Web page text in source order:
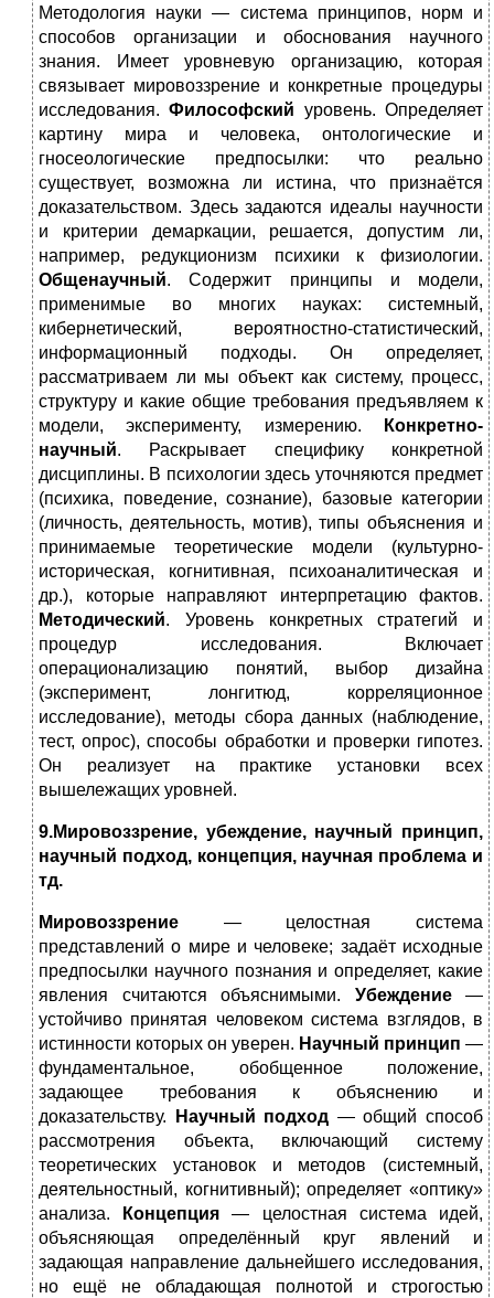
Методология науки — система принципов, норм и
способов организации и обоснования научного
знания. Имеет уровневую организацию, которая
связывает мировоззрение и конкретные процедуры
исследования.Философский уровень. Определяет
картину мира и человека, онтологические и
гносеологические предпосылки: что реально
существует, возможна ли истина, что признаётся
доказательством. Здесь задаются идеалы научности
и критерии демаркации, решается, допустим ли,
например, редукционизм психики к физиологии.
Общенаучный. Содержит принципы и модели,
применимые во многих науках: системный,
кибернетический, вероятностно-статистический,
информационный подходы. Он определяет,
рассматриваем ли мы объект как систему, процесс,
структуру и какие общие требования предъявляем к
модели, эксперименту, измерению.
Конкретно-
научный. Раскрывает специфику конкретной
дисциплины. В психологии здесь уточняются предмет
(психика, поведение, сознание), базовые категории
(личность, деятельность, мотив), типы объяснения и
принимаемые теоретические модели (культурно-
историческая, когнитивная, психоаналитическая и
др.), которые направляют интерпретацию фактов.
Методический. Уровень конкретных стратегий и
процедур исследования. Включает
операционализацию понятий, выбор дизайна
(эксперимент, лонгитюд, корреляционное
исследование), методы сбора данных (наблюдение,
тест, опрос), способы обработки и проверки гипотез.
Он реализует на практике установки всех
вышележащих уровней.
9.Мировоззрение, убеждение, научный принцип,
научный подход, концепция, научная проблема и
тд.
Мировоззрение — целостная система
представлений о мире и человеке; задаёт исходные
предпосылки научного познания и определяет, какие
явления считаются объяснимыми. Убеждение—
устойчиво принятая человеком система взглядов, в
истинности которых он уверен. Научный принцип —
фундаментальное, обобщенное положение,
задающее требования к объяснению и
доказательству.
Научный подход — общий способ
рассмотрения объекта, включающий систему
теоретических установок и методов (системный,
деятельностный, когнитивный); определяет «оптику»
анализа.
Концепция — целостная система идей,
объясняющая определённый круг явлений и
задающая направление дальнейшего исследования,
но ещё не обладающая полнотой и строгостью